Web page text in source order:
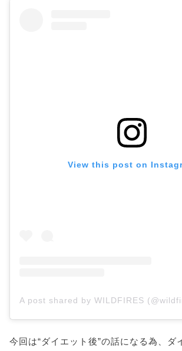
View this post on
A post shared by WILDFIRES
今回は“ダイエット後”の話になる為、ダ